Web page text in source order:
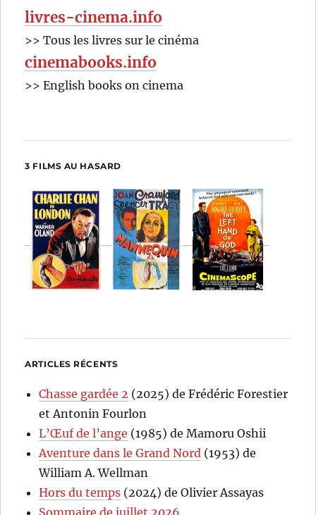
livres-cinema.info
>> Tous les livres sur le cinéma
cinemabooks.info
>> English books on cinema
3 FILMS AU HASARD
ARTICLES RÉCENTS
Chasse gardée 2 (2025) de Frédéric Forestier
et Antonin Fourlon
L’Œuf de l’ange (1985) de Mamoru Oshii
Aventure dans le Grand Nord (1953) de
William A. Wellman
Hors du temps (2024) de Olivier Assayas
Sommaire de juillet 2026